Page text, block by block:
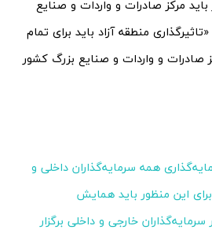
باید مرکز صادرات و واردات و صنایع
منطقه آزاد باید برای تمام
صادرات و واردات و صنایع بزرگ کشور
همه سرمایه‌گذاران داخلی و
این منظور باید همایش
خارجی و داخلی برگزار